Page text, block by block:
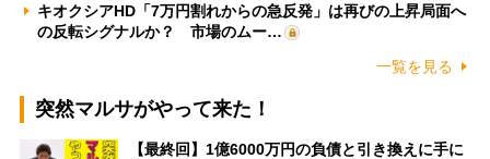
キオクシアHD「7万円割れからの急反発」は再びの上昇局面へ
の反転シグナルか？ 市場のムー…
一覧を見る
突然マルサがやって来た！
【最終回】1億6000万円の負債と引き換えに手に